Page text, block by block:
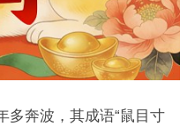
多奔波，其成语“鼠目寸